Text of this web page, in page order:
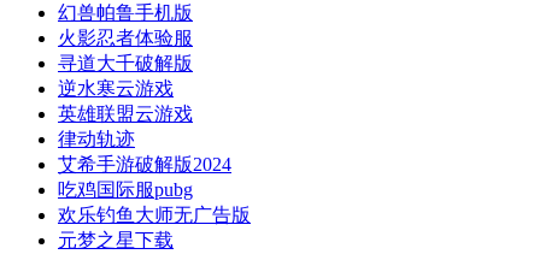
幻兽帕鲁手机版
火影忍者体验服
寻道大千破解版
逆水寒云游戏
英雄联盟云游戏
律动轨迹
艾希手游破解版2024
吃鸡国际服pubg
欢乐钓鱼大师无广告版
元梦之星下载